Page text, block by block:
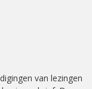
van lezingen